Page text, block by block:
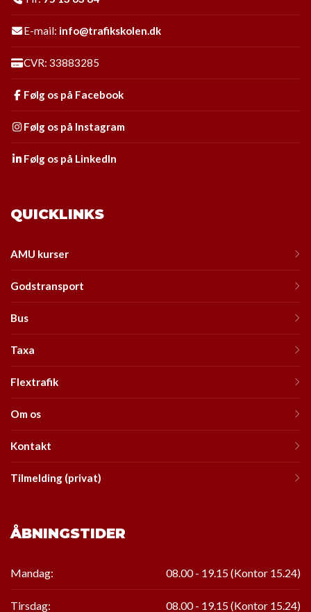
E-mail: info@trafikskolen.dk
CVR: 33883285
Følg os på Facebook
Følg os på Instagram
Følg os på LinkedIn
QUICKLINKS
AMU kurser
Godstransport
Bus
Taxa
Flextrafik
Om os
Kontakt
Tilmelding (privat)
ÅBNINGSTIDER
Mandag: 08.00 - 19.15 (Kontor 15.24)
Tirsdag: 08.00 - 19.15(Kontor 15.24)